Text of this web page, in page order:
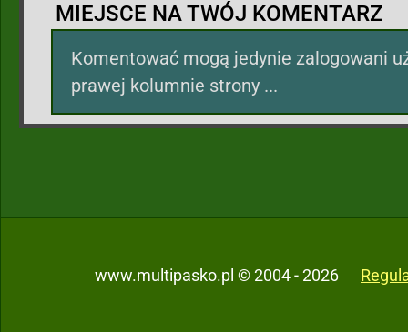
MIEJSCE NA TWÓJ KOMENTARZ
Komentować mogą jedynie zalogowani
prawej kolumnie strony ...
www.multipasko.pl © 2004 - 2026